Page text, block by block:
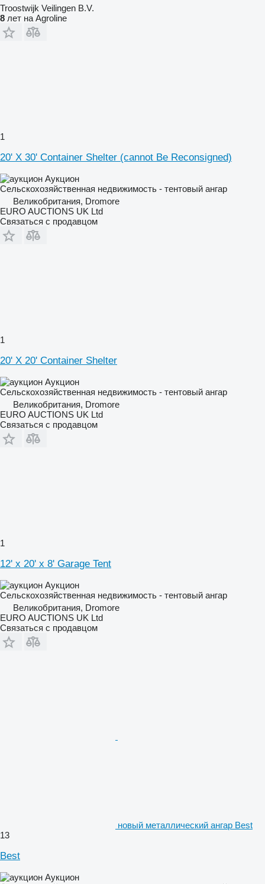
Troostwijk Veilingen B.V.
8 лет на Agroline
1
20' X 30' Container Shelter (cannot Be Reconsigned)
Аукцион
Сельскохозяйственная недвижимость - тентовый ангар
Великобритания, Dromore
EURO AUCTIONS UK Ltd
Связаться с продавцом
1
20' X 20' Container Shelter
Аукцион
Сельскохозяйственная недвижимость - тентовый ангар
Великобритания, Dromore
EURO AUCTIONS UK Ltd
Связаться с продавцом
1
12' x 20' x 8' Garage Tent
Аукцион
Сельскохозяйственная недвижимость - тентовый ангар
Великобритания, Dromore
EURO AUCTIONS UK Ltd
Связаться с продавцом
новый металлический ангар Best
13
Best
Аукцион